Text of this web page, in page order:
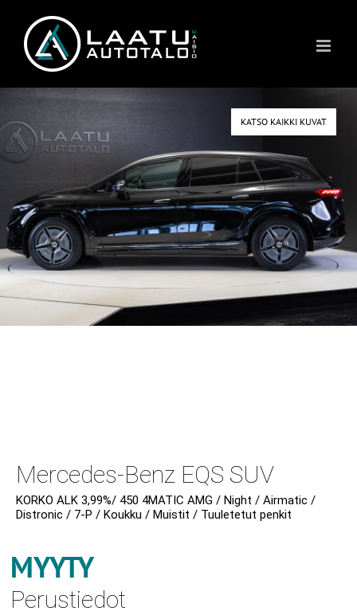
content
KATSO KAIKKI KUVAT
Mercedes-Benz EQS SUV
KORKO ALK 3,99%/ 450 4MATIC AMG / Night / Airmatic /
Distronic / 7-P / Koukku / Muistit / Tuuletetut penkit
MYYTY
Perustiedot